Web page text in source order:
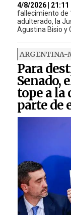
4/8/2026 | 21:11
fallecimiento de
adulterado, la
Agustina Bisio y
ARGENTINA-
Para
Senado,
tope a la
parte de